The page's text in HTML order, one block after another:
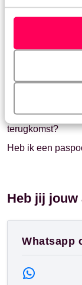
airBaltic -
Wat zijn de
Hoelang moet
terugkomst?
Heb ik een
Heb jij jouw
Whatsapp